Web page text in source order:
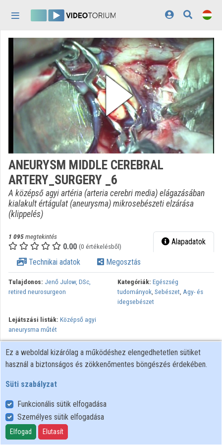
Bejelentkezés
Felfedezés
Kategóriák
Lejátszási listák
Intézmények
Közreműködők
Megjelenés:világos
ANEURYSM MIDDLE CEREBRAL
ARTERY_SURGERY _6
A középső agyi artéria (arteria cerebri media) elágazásában
kialakult értágulat (aneurysma) mikrosebészeti elzárása
(klippelés)
1 095megtekintés
0.00 (0 értékelésből) Alapadatok
Technikai adatok Megosztás
Tulajdonos: Jenő Julow, DSc,
retired neurosurgeon
Kategóriák: Egészség
tudományok, Sebészet, Agy- és
idegsebészet
Lejátszási listák: Középső agyi
aneurysma műtét
A középső agyi artéria (arteria cerebri media) elágazásában
kialakult értágulat (aneurysma) mikrosebészeti elzárása (klippelés)
and SOTE Neurosurgery by generous help of Japan International
Felhasználói szabályzat
Adatkezelési tájékoztató
Süti szabályzat
Ez a weboldal kizárólag a működéshez elengedhetetlen sütiket
használ a biztonságos és zökkenőmentes böngészés érdekében.
Süti szabályzat
Funkcionális sütik elfogadása
Személyes sütik elfogadása
Elfogad Elutasít